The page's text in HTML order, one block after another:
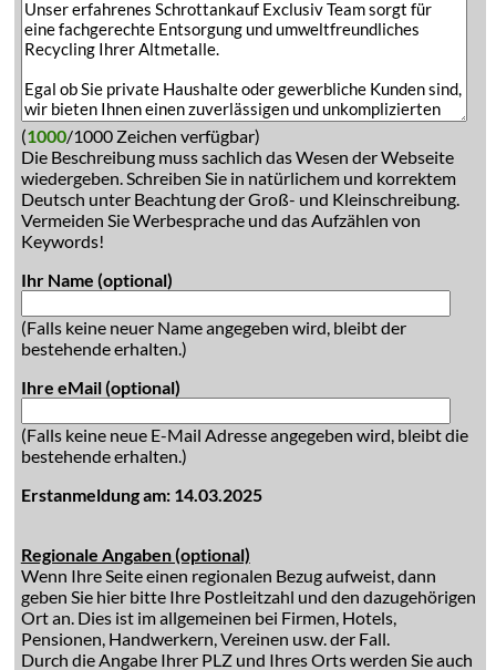
(1000/1000 Zeichen verfügbar)
Die Beschreibung muss sachlich das Wesen der Webseite
wiedergeben. Schreiben Sie in natürlichem und korrektem
Deutsch unter Beachtung der Groß- und Kleinschreibung.
Vermeiden Sie Werbesprache und das Aufzählen von
Keywords!
Ihr Name (optional)
(Falls keine neuer Name angegeben wird, bleibt der
bestehende erhalten.)
Ihre eMail (optional)
(Falls keine neue E-Mail Adresse angegeben wird, bleibt die
bestehende erhalten.)
Erstanmeldung am: 14.03.2025
Regionale Angaben (optional)
Wenn Ihre Seite einen regionalen Bezug aufweist, dann
geben Sie hier bitte Ihre Postleitzahl und den dazugehörigen
Ort an. Dies ist im allgemeinen bei Firmen, Hotels,
Pensionen, Handwerkern, Vereinen usw. der Fall.
Durch die Angabe Ihrer PLZ und Ihres Orts werden Sie auch